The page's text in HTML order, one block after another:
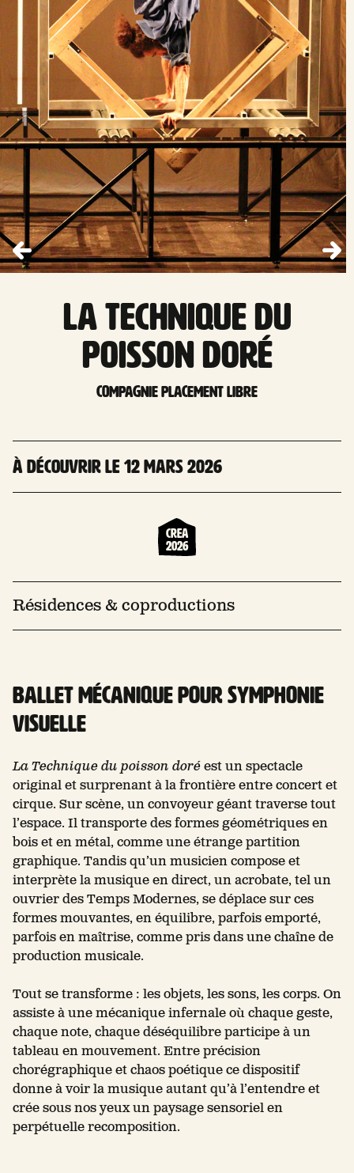
La technique du
poisson doré
Compagnie Placement libre
À découvrir le 12 mars 2026
Crea
2026
Résidences & coproductions
Ballet mécanique pour symphonie
visuelle
La Technique du poisson doré est un spectacle
original et surprenant à la frontière entre concert et
cirque. Sur scène, un convoyeur géant traverse tout
l’espace. Il transporte des formes géométriques en
bois et en métal, comme une étrange partition
graphique. Tandis qu’un musicien compose et
interprète la musique en direct, un acrobate, tel un
ouvrier des Temps Modernes, se déplace sur ces
formes mouvantes, en équilibre, parfois emporté,
parfois en maîtrise, comme pris dans une chaîne de
production musicale.
Tout se transforme : les objets, les sons, les corps. On
assiste à une mécanique infernale où chaque geste,
chaque note, chaque déséquilibre participe à un
tableau en mouvement. Entre précision
chorégraphique et chaos poétique ce dispositif
donne à voir la musique autant qu’à l’entendre et
crée sous nos yeux un paysage sensoriel en
perpétuelle recomposition.